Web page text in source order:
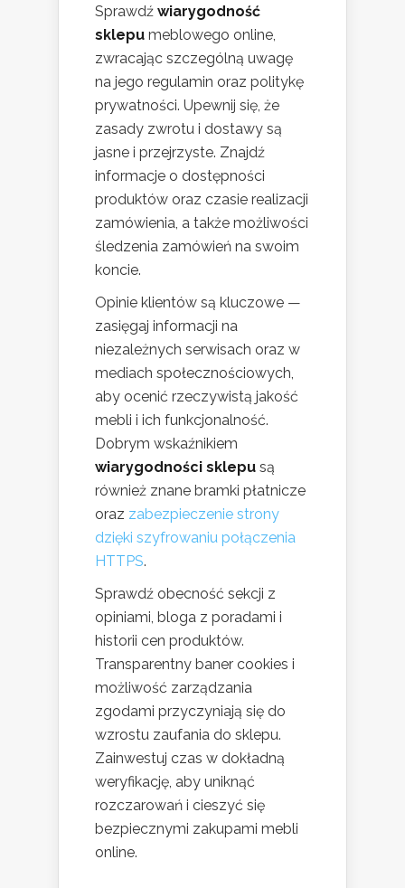
Sprawdź wiarygodność
sklepu meblowego online,
zwracając szczególną uwagę
na jego regulamin oraz politykę
prywatności. Upewnij się, że
zasady zwrotu i dostawy są
jasne i przejrzyste. Znajdź
informacje o dostępności
produktów oraz czasie realizacji
zamówienia, a także możliwości
śledzenia zamówień na swoim
koncie.
Opinie klientów są kluczowe —
zasięgaj informacji na
niezależnych serwisach oraz w
mediach społecznościowych,
aby ocenić rzeczywistą jakość
mebli i ich funkcjonalność.
Dobrym wskaźnikiem
wiarygodności sklepu są
również znane bramki płatnicze
oraz zabezpieczenie strony
dzięki szyfrowaniu połączenia
HTTPS.
Sprawdź obecność sekcji z
opiniami, bloga z poradami i
historii cen produktów.
Transparentny baner cookies i
możliwość zarządzania
zgodami przyczyniają się do
wzrostu zaufania do sklepu.
Zainwestuj czas w dokładną
weryfikację, aby uniknąć
rozczarowań i cieszyć się
bezpiecznymi zakupami mebli
online.